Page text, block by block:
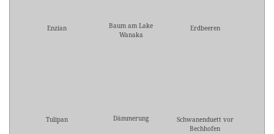
Enzian
Baum am Lake
Wanaka
Erdbeeren
Tulipan Dämmerung
Schwanenduett vor
Bechhofen